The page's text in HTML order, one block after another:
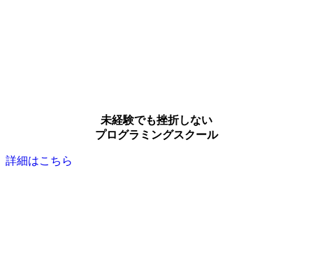
未経験でも挫折しない
プログラミングスクール
詳細はこちら